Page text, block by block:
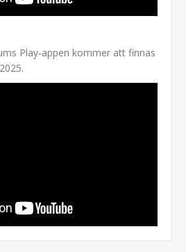
Play-appen kommer att finnas